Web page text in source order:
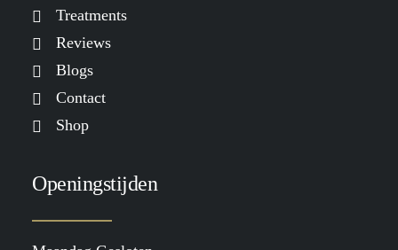
Treatments
Reviews
Blogs
Contact
Shop
Openingstijden